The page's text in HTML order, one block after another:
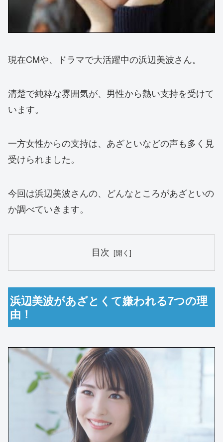
現在CMや、ドラマで大活躍中の浜辺美波さん。
清楚で純粋な雰囲気が、男性から熱い支持を受けて
います。
一方女性からの支持は、あざといなどの声も多く見
受けられました。
今回は浜辺美波さんの、どんなところがあざといの
か調べていきます。
目次
浜辺美波があざとくて嫌われる7つの理
由！